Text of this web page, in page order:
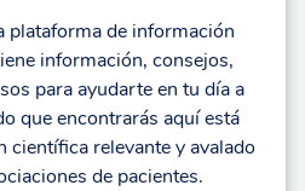
plataforma de información
información, consejos,
para ayudarte en tu día a
que encontrarás aquí está
científica relevante y avalado
de pacientes.